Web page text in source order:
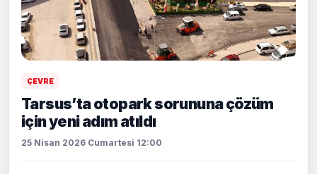
ÇEVRE
Tarsus’ta otopark sorununa çözüm
için yeni adım atıldı
25 Nisan 2026 Cumartesi 12:00